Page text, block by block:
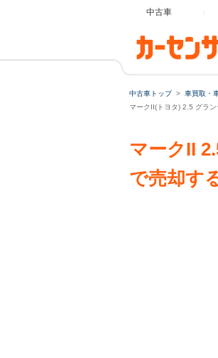
中古車
中古車トップ 車買取・
マークII(トヨタ) 2.5 グラ
マークII
で売却す